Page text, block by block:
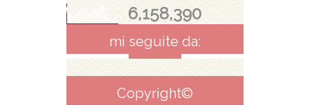
6,158,390
mi seguite da:
Copyright©